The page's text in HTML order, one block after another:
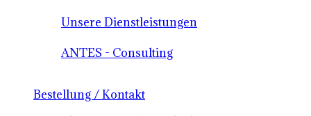
Unsere Dienstleistungen
ANTES - Consulting
Bestellung / Kontakt